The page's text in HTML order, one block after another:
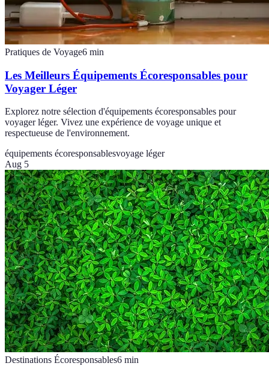
Pratiques de Voyage6 min
Les Meilleurs Équipements Écoresponsables pour
Voyager Léger
Explorez notre sélection d'équipements écoresponsables pour
voyager léger. Vivez une expérience de voyage unique et
respectueuse de l'environnement.
équipements écoresponsablesvoyage léger
Aug 5
Destinations Écoresponsables6 min